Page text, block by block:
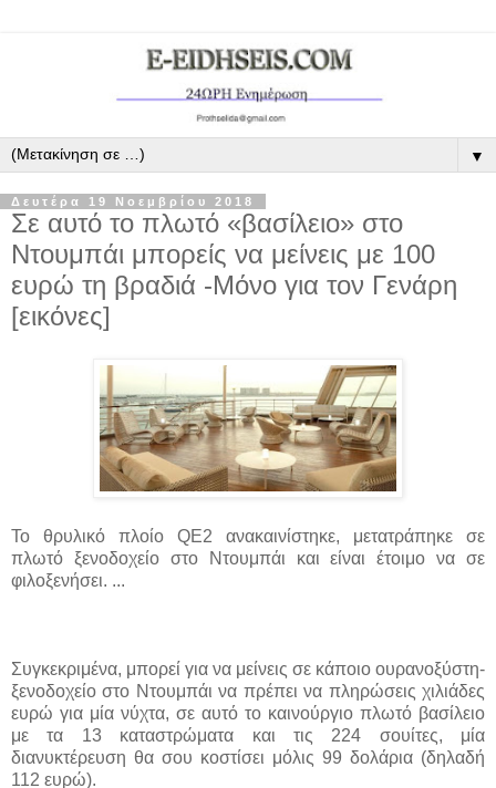
▼
Δευτέρα 19 Νοεμβρίου 2018
Σε αυτό το πλωτό «βασίλειο» στο
Ντουμπάι μπορείς να μείνεις με 100
ευρώ τη βραδιά -Μόνο για τον Γενάρη
[εικόνες]
To θρυλικό πλοίο QE2 ανακαινίστηκε, μετατράπηκε σε
πλωτό ξενοδοχείο στο Ντουμπάι και είναι έτοιμο να σε
φιλοξενήσει. ...
Συγκεκριμένα, μπορεί για να μείνεις σε κάποιο ουρανοξύστη-
ξενοδοχείο στο Ντουμπάι να πρέπει να πληρώσεις χιλιάδες
ευρώ για μία νύχτα, σε αυτό το καινούργιο πλωτό βασίλειο
με τα 13 καταστρώματα και τις 224 σουίτες, μία
διανυκτέρευση θα σου κοστίσει μόλις 99 δολάρια (δηλαδή
112 ευρώ).